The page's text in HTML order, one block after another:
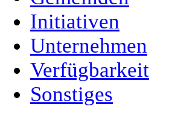
Initiativen
Unternehmen
Verfügbarkeit
Sonstiges